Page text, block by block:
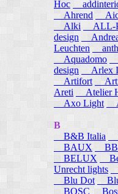
Hoc
Ahrend
Alki
ALL-
design
Leuchten
Aquadomo
design
Arlex
Artifort
Areti
Atelier
Axo Light
B
B&B Italia
BAUX
BELUX
Unrecht lights
Blu Dot
BOSC